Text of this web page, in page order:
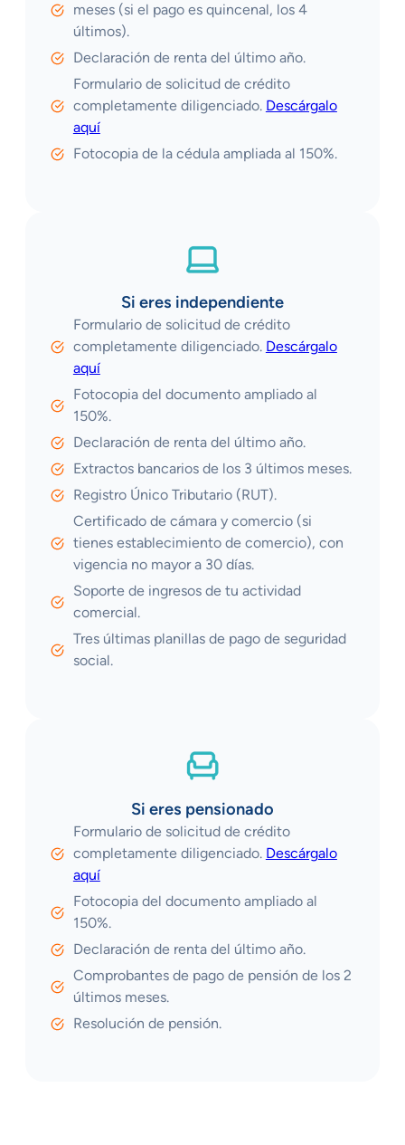
meses (si el pago es quincenal, los 4
últimos).
Declaración de renta del último año.
Formulario de solicitud de crédito
completamente diligenciado. Descárgalo
aquí
Fotocopia de la cédula ampliada al 150%.
Si eres independiente
Formulario de solicitud de crédito
completamente diligenciado. Descárgalo
aquí
Fotocopia del documento ampliado al
150%.
Declaración de renta del último año.
Extractos bancarios de los 3 últimos meses.
Registro Único Tributario (RUT).
Certificado de cámara y comercio (si
tienes establecimiento de comercio), con
vigencia no mayor a 30 días.
Soporte de ingresos de tu actividad
comercial.
Tres últimas planillas de pago de seguridad
social.
Si eres pensionado
Formulario de solicitud de crédito
completamente diligenciado. Descárgalo
aquí
Fotocopia del documento ampliado al
150%.
Declaración de renta del último año.
Comprobantes de pago de pensión de los 2
últimos meses.
Resolución de pensión.